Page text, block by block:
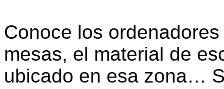
Conoce los
mesas, el material de
ubicado en esa zona…